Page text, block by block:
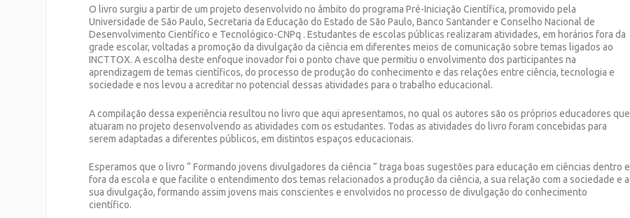
O livro surgiu a partir de um projeto desenvolvido no âmbito do programa Pré-Iniciação Científica, promovido pela
Universidade de São Paulo, Secretaria da Educação do Estado de São Paulo, Banco Santander e Conselho Nacional de
Desenvolvimento Científico e Tecnológico-CNPq . Estudantes de escolas públicas realizaram atividades, em horários fora da
grade escolar, voltadas a promoção da divulgação da ciência em diferentes meios de comunicação sobre temas ligados ao
INCTTOX. A escolha deste enfoque inovador foi o ponto chave que permitiu o envolvimento dos participantes na
aprendizagem de temas científicos, do processo de produção do conhecimento e das relações entre ciência, tecnologia e
sociedade e nos levou a acreditar no potencial dessas atividades para o trabalho educacional.
A compilação dessa experiência resultou no livro que aqui apresentamos, no qual os autores são os próprios educadores que
atuaram no projeto desenvolvendo as atividades com os estudantes. Todas as atividades do livro foram concebidas para
serem adaptadas a diferentes públicos, em distintos espaços edu­cacionais.
Esperamos que o livro “Formando jovens divulgadores da ciência ” traga boas sugestões para educação em ciências dentro e
fora da escola e que facilite o entendimento dos temas relacionados a produção da ciência, a sua relação com a sociedade e a
sua divulgação, formando assim jovens mais conscientes e envolvidos no processo de divulgação do conhecimento
científico.